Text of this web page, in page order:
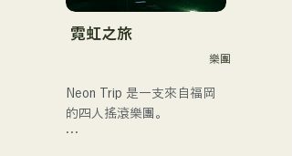
霓虹之旅
樂團
Neon Trip 是一支來自福岡
的四人搖滾樂團。